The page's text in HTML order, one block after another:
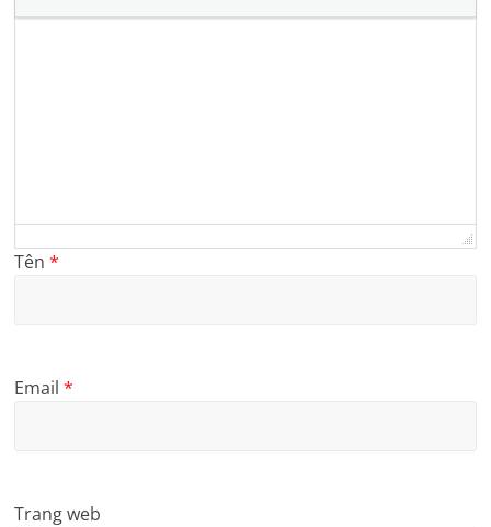
Tên*
Email*
Trang web